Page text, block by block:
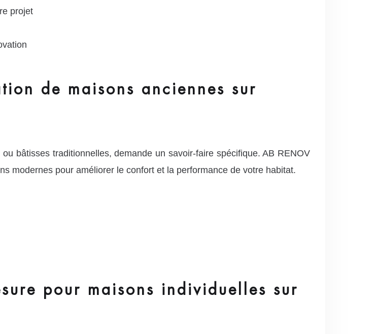
projet
de maisons anciennes sur
bâtisses traditionnelles, demande un savoir-faire spécifique. AB RENOV
modernes pour améliorer le confort et la performance de votre habitat.
pour maisons individuelles sur